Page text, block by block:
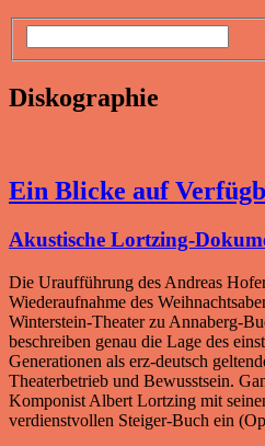
Diskographie
Ein Blicke auf
Akustische Lortzing-
Die Uraufführung des Andreas
Wiederaufnahme des
Winterstein-Theater zu Annaberg-
beschreiben genau die Lage des
Generationen als erz-deutsch
Theaterbetrieb und Bewusstsein.
Komponist Albert Lortzing mit
verdienstvollen Steiger-Buch ein